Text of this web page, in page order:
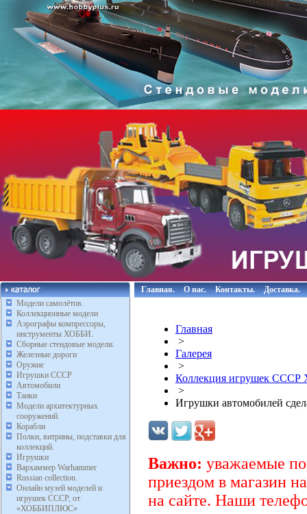
Модели самолётов.
Коллекционные модели
Аэрографы компрессоры,
инструменты ХОББИ.
Сборные стендовые модели.
Железные дороги
Оружие
Игрушки СССР
Автомобили
Танки
Модели архитектурных
сооружений.
Корабли
Полки, витрины, подставки для
коллекций.
Игрушки
Вархаммер Warhammer
Russian collection.
Онлайн музей моделей и
игрушек СССР, от
«ХОББИПЛЮС»
Главная. О нас. Контакты. Доставка.
Главная
>
Галерея
>
Коллекция игрушек
>
Игрушки автомобилей
Важно: уважаемые
приездом в магазин
на сайте. Наши